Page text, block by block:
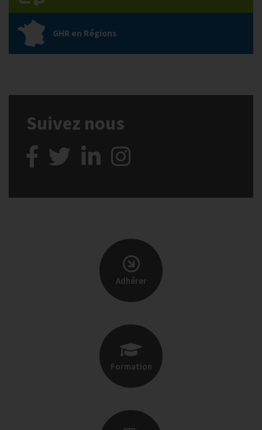
GHR en Régions
Suivez nous
Adhérer
Formation